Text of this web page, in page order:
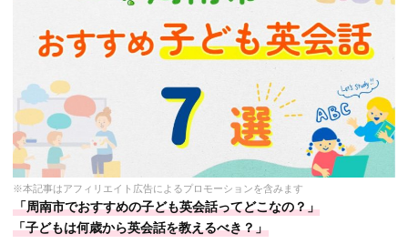
※本記事はアフィリエイト広告によるプロモーションを含みます
「周南市でおすすめの子ども英会話ってどこなの？」
「子どもは何歳から英会話を教えるべき？」